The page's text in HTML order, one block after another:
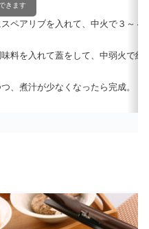
ペアリブを入れて、中火で３～
料を入れて蓋をして、中弱火で約
、煮汁が少なくなったら完成。
きます